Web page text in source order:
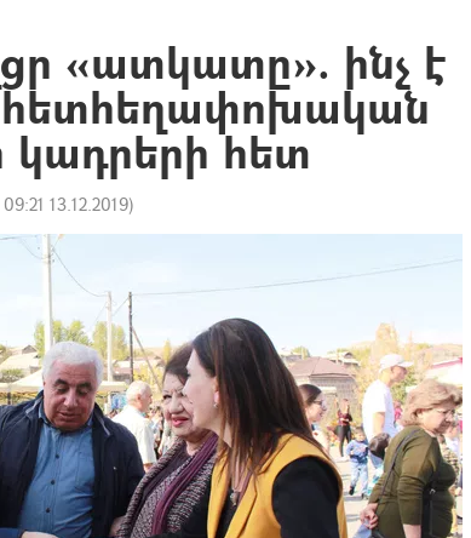
«ատկատը». ինչ է
հետ
09:21 13.12.2019)